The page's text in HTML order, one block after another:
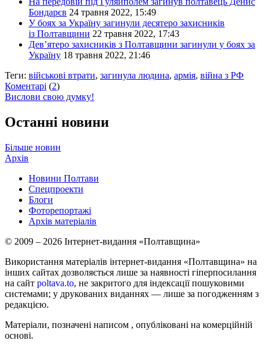
Бондарєв 24 травня 2022, 15:49
У боях за Україну загинули десятеро захисників
із Полтавщини 22 травня 2022, 17:43
Дев’ятеро захисників з Полтавщини загинули у боях за
Україну 18 травня 2022, 21:46
Теги: військові втрати, загинула людина, армія, війна з РФ
Коментарі (2)
Вислови свою думку!
Останні новини
Більше новин
Архів
Новини Полтави
Спецпроекти
Блоги
Фоторепортажі
Архів матеріалів
© 2009 – 2026 Інтернет-видання «Полтавщина»
Використання матеріалів інтернет-видання «Полтавщина» на
інших сайтах дозволяється лише за наявності гіперпосилання
на сайт poltava.to, не закритого для індексації пошуковими
системами; у друкованих виданнях — лише за погодженням з
редакцією.
Матеріали, позначені написом , опубліковані на комерційній
основі.